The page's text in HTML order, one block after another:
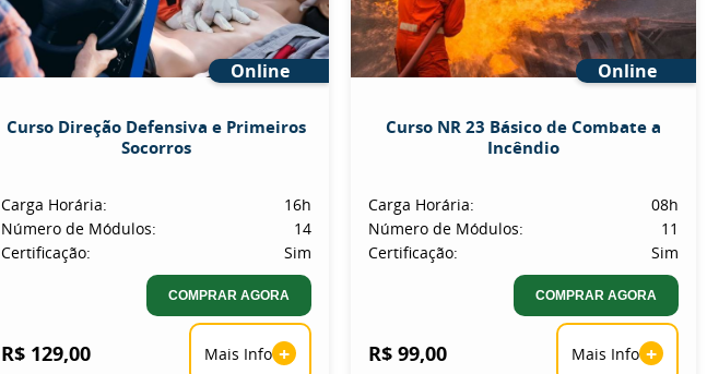
Online
Curso Direção Defensiva e Primeiros
Socorros
Carga Horária:
16h
Número de Módulos:
14
Certificação:
Sim
COMPRAR AGORA
R$ 129,00 Mais Info +
Online
Curso NR 23 Básico de Combate a
Incêndio
Carga Horária:
08h
Número de Módulos:
11
Certificação:
Sim
COMPRAR AGORA
R$ 99,00 Mais Info +